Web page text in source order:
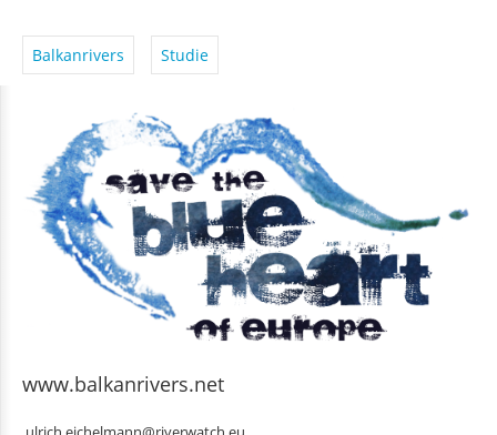
Balkanrivers Studie
www.balkanrivers.net